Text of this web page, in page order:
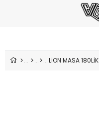
LİON MASA 180LİK